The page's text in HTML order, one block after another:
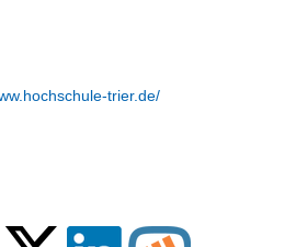
trier.de/